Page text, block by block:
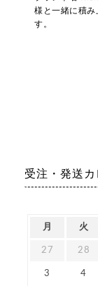
様と⼀緒に積み
す。
受注・発送
月 火
27 28
3 4